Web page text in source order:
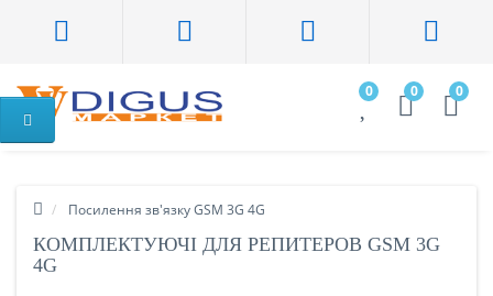
0 0 0
Посилення зв'язку GSM 3G 4G
КОМПЛЕКТУЮЧІ ДЛЯ РЕПИТЕРОВ GSM 3G
4G